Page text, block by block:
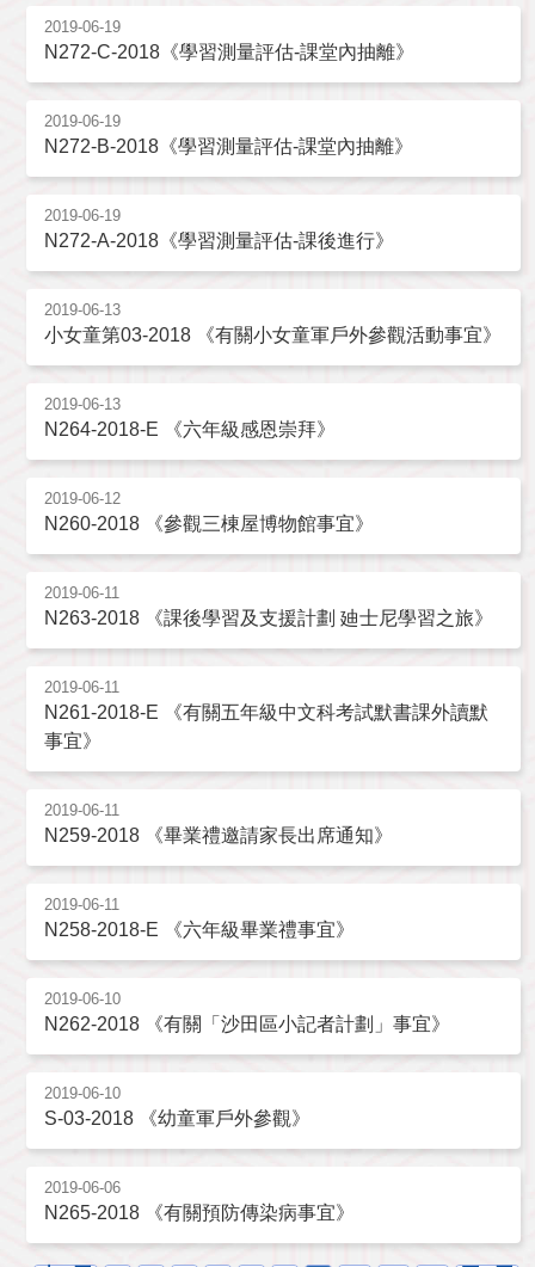
2019-06-19
N272-C-2018《學習測量評估-課堂內抽離》
2019-06-19
N272-B-2018《學習測量評估-課堂內抽離》
2019-06-19
N272-A-2018《學習測量評估-課後進行》
2019-06-13
小女童第03-2018 《有關小女童軍戶外參觀活動事宜》
2019-06-13
N264-2018-E 《六年級感恩崇拜》
2019-06-12
N260-2018 《參觀三棟屋博物館事宜》
2019-06-11
N263-2018 《課後學習及支援計劃 廸士尼學習之旅》
2019-06-11
N261-2018-E 《有關五年級中文科考試默書課外讀默
事宜》
2019-06-11
N259-2018 《畢業禮邀請家長出席通知》
2019-06-11
N258-2018-E 《六年級畢業禮事宜》
2019-06-10
N262-2018 《有關「沙田區小記者計劃」事宜》
2019-06-10
S-03-2018 《幼童軍戶外參觀》
2019-06-06
N265-2018 《有關預防傳染病事宜》